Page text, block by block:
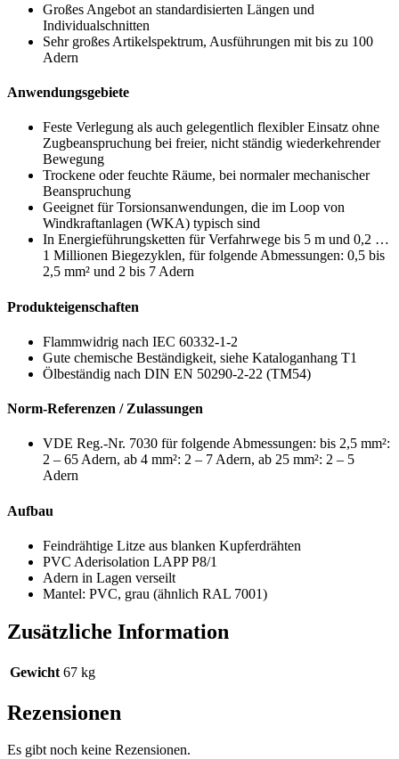
Großes Angebot an standardisierten Längen und
Individualschnitten
Sehr großes Artikelspektrum, Ausführungen mit bis zu 100
Adern
Anwendungsgebiete
Feste Verlegung als auch gelegentlich flexibler Einsatz ohne
Zugbeanspruchung bei freier, nicht ständig wiederkehrender
Bewegung
Trockene oder feuchte Räume, bei normaler mechanischer
Beanspruchung
Geeignet für Torsionsanwendungen, die im Loop von
Windkraftanlagen (WKA) typisch sind
In Energieführungsketten für Verfahrwege bis 5 m und 0,2 …
1 Millionen Biegezyklen, für folgende Abmessungen: 0,5 bis
2,5 mm² und 2 bis 7 Adern
Produkteigenschaften
Flammwidrig nach IEC 60332-1-2
Gute chemische Beständigkeit, siehe Kataloganhang T1
Ölbeständig nach DIN EN 50290-2-22 (TM54)
Norm-Referenzen / Zulassungen
VDE Reg.-Nr. 7030 für folgende Abmessungen: bis 2,5 mm²:
2 – 65 Adern, ab 4 mm²: 2 – 7 Adern, ab 25 mm²: 2 – 5
Adern
Aufbau
Feindrähtige Litze aus blanken Kupferdrähten
PVC Aderisolation LAPP P8/1
Adern in Lagen verseilt
Mantel: PVC, grau (ähnlich RAL 7001)
Zusätzliche Information
Gewicht 67 kg
Rezensionen
Es gibt noch keine Rezensionen.